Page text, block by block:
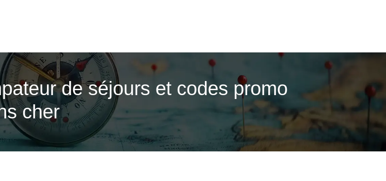
de séjours et codes promo
cher